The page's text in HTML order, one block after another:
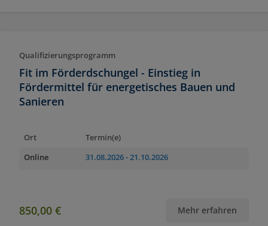
Qualifizierungsprogramm
Fit im Förderdschungel - Einstieg in
Fördermittel für energetisches Bauen und
Sanieren
Ort
Termin(e)
Online
31.08.2026- 21.10.2026
850,00 € Mehr erfahren